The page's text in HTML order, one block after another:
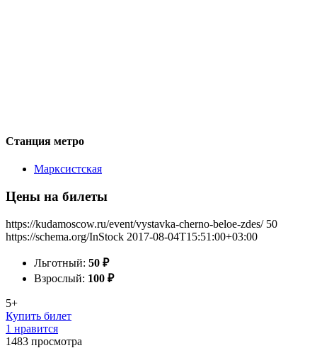
Станция метро
Марксистская
Цены на билеты
https://kudamoscow.ru/event/vystavka-cherno-beloe-zdes/ 50
https://schema.org/InStock 2017-08-04T15:51:00+03:00
Льготный: 50 ₽
Взрослый: 100 ₽
5+
Купить билет
1 нравится
1483 просмотра